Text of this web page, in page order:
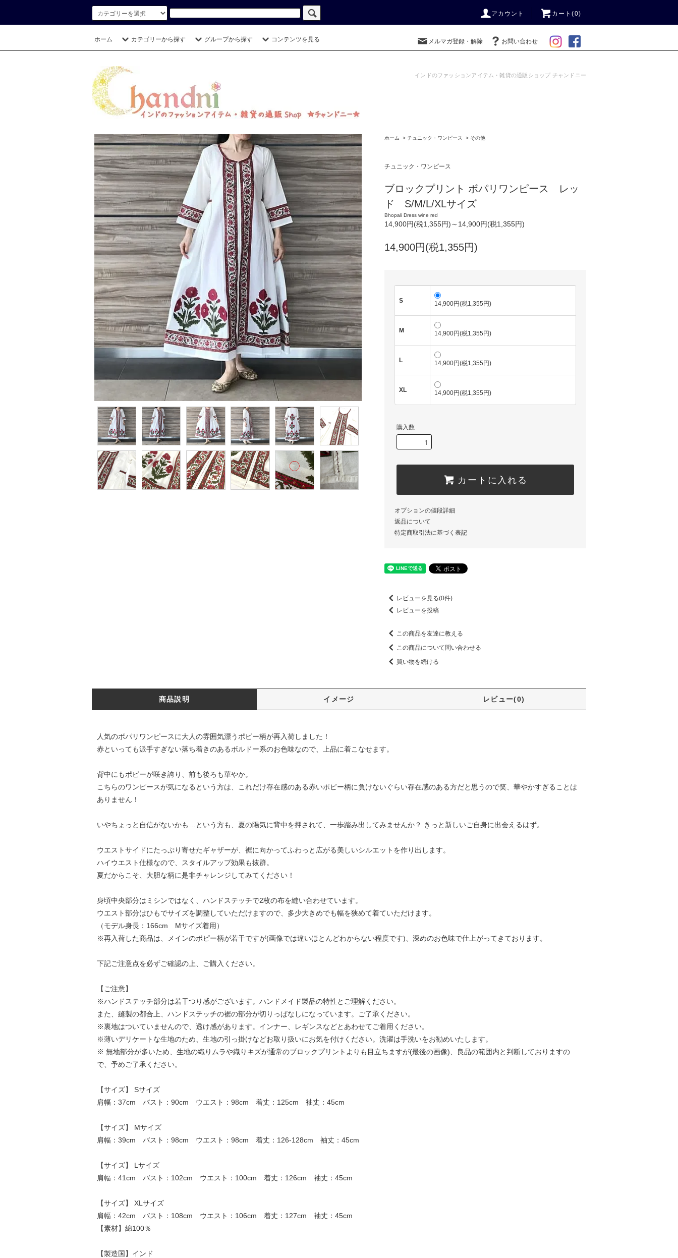
アカウント カート(0)
ホーム カテゴリーから探す グループから探す コンテンツを見る メルマガ登録・解除 お問い合わせ
インドのファッションアイテム・雑貨の通販ショップ チャンドニー
ホーム > チュニック・ワンピース > その他
チュニック・ワンピース
ブロックプリント ボパリワンピース レッ
ド S/M/L/XLサイズ
Bhopali Dress wine red
14,900円(税1,355円)～14,900円(税1,355円)
14,900円(税1,355円)
S 14,900円(税1,355円)
M 14,900円(税1,355円)
L 14,900円(税1,355円)
XL 14,900円(税1,355円)
購入数
カートに入れる
オプションの値段詳細
返品について
特定商取引法に基づく表記
レビューを見る(0件)
レビューを投稿
この商品を友達に教える
この商品について問い合わせる
買い物を続ける
商品説明 イメージ レビュー(0)
人気のボパリワンピースに大人の雰囲気漂うポピー柄が再入荷しました！
赤といっても派手すぎない落ち着きのあるボルドー系のお色味なので、上品に着こなせます。
背中にもポピーが咲き誇り、前も後ろも華やか。
こちらのワンピースが気になるという方は、これだけ存在感のある赤いポピー柄に負けないぐらい存在感のある方だと思うので笑、華やかすぎることは
ありません！
いやちょっと自信がないかも…という方も、夏の陽気に背中を押されて、一歩踏み出してみませんか？ きっと新しいご自身に出会えるはず。
ウエストサイドにたっぷり寄せたギャザーが、裾に向かってふわっと広がる美しいシルエットを作り出します。
ハイウエスト仕様なので、スタイルアップ効果も抜群。
夏だからこそ、大胆な柄に是非チャレンジしてみてください！
身頃中央部分はミシンではなく、ハンドステッチで2枚の布を縫い合わせています。
ウエスト部分はひもでサイズを調整していただけますので、多少大きめでも幅を狭めて着ていただけます。
（モデル身長：166cm Mサイズ着用）
※再入荷した商品は、メインのポピー柄が若干ですが(画像では違いほとんどわからない程度です)、深めのお色味で仕上がってきております。
下記ご注意点を必ずご確認の上、ご購入ください。
【ご注意】
※ハンドステッチ部分は若干つり感がございます。ハンドメイド製品の特性とご理解ください。
また、縫製の都合上、ハンドステッチの裾の部分が切りっぱなしになっています。ご了承ください。
※裏地はついていませんので、透け感があります。インナー、レギンスなどとあわせてご着用ください。
※薄いデリケートな生地のため、生地の引っ掛けなどお取り扱いにお気を付けください。洗濯は手洗いをお勧めいたします。
※ 無地部分が多いため、生地の織りムラや織りキズが通常のブロックプリントよりも目立ちますが(最後の画像)、良品の範囲内と判断しておりますの
で、予めご了承ください。
【サイズ】 Sサイズ
肩幅：37cm バスト：90cm ウエスト：98cm 着丈：125cm 袖丈：45cm
【サイズ】 Mサイズ
肩幅：39cm バスト：98cm ウエスト：98cm 着丈：126-128cm 袖丈：45cm
【サイズ】 Lサイズ
肩幅：41cm バスト：102cm ウエスト：100cm 着丈：126cm 袖丈：45cm
【サイズ】 XLサイズ
肩幅：42cm バスト：108cm ウエスト：106cm 着丈：127cm 袖丈：45cm
【素材】綿100％
【製造国】インド